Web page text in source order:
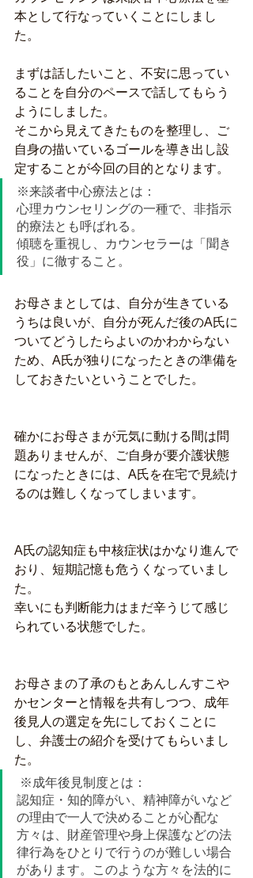
本として行なっていくことにしまし
た。
まずは話したいこと、不安に思ってい
ることを自分のペースで話してもらう
ようにしました。
そこから見えてきたものを整理し、ご
自身の描いているゴールを導き出し設
定することが今回の目的となります。
※来談者中心療法とは：
心理カウンセリングの一種で、非指示
的療法とも呼ばれる。
傾聴を重視し、カウンセラーは「聞き
役」に徹すること。
お母さまとしては、自分が生きている
うちは良いが、自分が死んだ後のA氏に
ついてどうしたらよいのかわからない
ため、A氏が独りになったときの準備を
しておきたいということでした。
確かにお母さまが元気に動ける間は問
題ありませんが、ご自身が要介護状態
になったときには、A氏を在宅で見続け
るのは難しくなってしまいます。
A氏の認知症も中核症状はかなり進んで
おり、短期記憶も危うくなっていまし
た。
幸いにも判断能力はまだ辛うじて感じ
られている状態でした。
お母さまの了承のもとあんしんすこや
かセンターと情報を共有しつつ、成年
後見人の選定を先にしておくことに
し、弁護士の紹介を受けてもらいまし
た。
※成年後見制度とは：
認知症・知的障がい、精神障がいなど
の理由で一人で決めることが心配な
方々は、財産管理や身上保護などの法
律行為をひとりで行うのが難しい場合
があります。このような方々を法的に